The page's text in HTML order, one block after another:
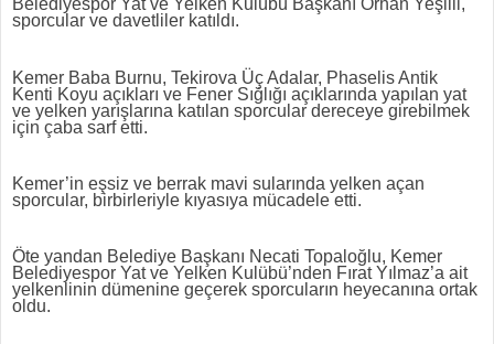
Belediyespor Yat ve Yelken Kulübü Başkanı Orhan Yeşilli,
sporcular ve davetliler katıldı.
Kemer Baba Burnu, Tekirova Üç Adalar, Phaselis Antik
Kenti Koyu açıkları ve Fener Sığlığı açıklarında yapılan yat
ve yelken yarışlarına katılan sporcular dereceye girebilmek
için çaba sarf etti.
Kemer’in eşsiz ve berrak mavi sularında yelken açan
sporcular, birbirleriyle kıyasıya mücadele etti.
Öte yandan Belediye Başkanı Necati Topaloğlu, Kemer
Belediyespor Yat ve Yelken Kulübü’nden Fırat Yılmaz’a ait
yelkenlinin dümenine geçerek sporcuların heyecanına ortak
oldu.